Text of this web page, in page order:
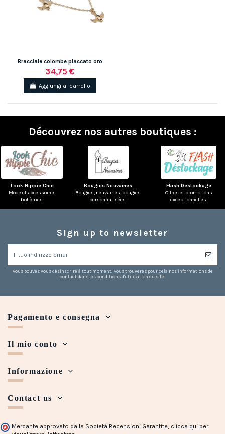
Bracciale colombe placcato oro
34,75 €
Aggiungi al carrello
Découvrez nos autres boutiques :
Look Hippie Chic
Mode et accessoires
bohèmes.
Bougies Neuvaines
Bougies, neuvaines, bougies
personnalisées.
Flash Destockage
Offres et promotions
exceptionnelles.
Sign up to newsletter
Vous pouvez vous désinscrire à tout moment. Vous trouverez pour cela nos informations de
contact dans les conditions d'utilisation du site.
Pagamento e consegna
Il mio conto
Informazione
Contact us
Mercante approvato dalla Società Recensioni Garantite, clicca qui per